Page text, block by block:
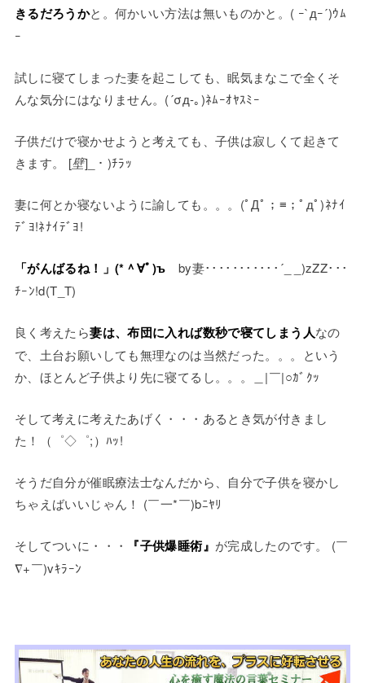
きるだろうかと。何かいい方法は無いものかと。 ( ｰ`дｰ´)ｳﾑ
ｰ
試しに寝てしまった妻を起こしても、眠気まなこで全くそ
んな気分にはなりません。 (´σд-｡)ﾈﾑｰｵﾔｽﾐｰ
子供だけで寝かせようと考えても、子供は寂しくて起きて
きます。
[壁]_・)ﾁﾗｯ
妻に何とか寝ないように諭しても。。。 (ﾟДﾟ；≡；ﾟдﾟ)ﾈﾅｲ
ﾃﾞﾖ!ﾈﾅｲﾃﾞﾖ!
「がんばるね！」 (*＾∀ﾟ)ъ by妻･･･････････ ´_ _)zZZ･･･
ﾁｰﾝ!d(T_T)
良く考えたら妻は、布団に入れば数秒で寝てしまう人なの
で、土台お願いしても無理なのは当然だった。。。という
か、ほとんど子供より先に寝てるし。。。
＿|￣|○ｶﾞｸｯ
そして考えに考えたあげく・・・あるとき気が付きまし
た！
（゜◇゜;）ﾊｯ!
そうだ自分が催眠療法士なんだから、自分で子供を寝かし
ちゃえばいいじゃん！ (￣一*￣)bﾆﾔﾘ
そしてついに・・・ 『子供爆睡術』 が完成したのです。
(￣
∇+￣)vｷﾗｰﾝ